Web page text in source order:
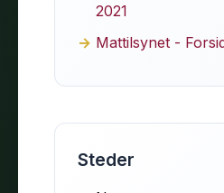
2021
Mattilsynet -
Steder